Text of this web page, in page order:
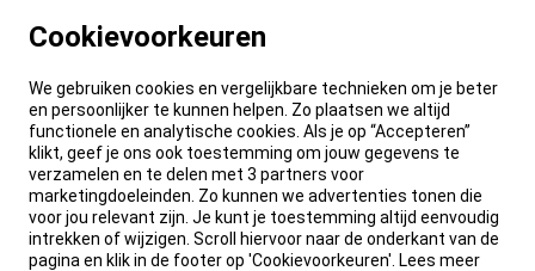
Cookievoorkeuren
We gebruiken cookies en vergelijkbare technieken om je beter
en persoonlijker te kunnen helpen. Zo plaatsen we altijd
functionele en analytische cookies. Als je op “Accepteren”
klikt, geef je ons ook toestemming om jouw gegevens te
verzamelen en te delen met 3 partners voor
marketingdoeleinden. Zo kunnen we advertenties tonen die
voor jou relevant zijn. Je kunt je toestemming altijd eenvoudig
intrekken of wijzigen. Scroll hiervoor naar de onderkant van de
pagina en klik in de footer op 'Cookievoorkeuren'. Lees meer